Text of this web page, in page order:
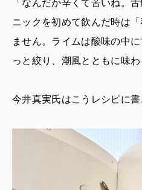
「なんだか辛くて苦いね。
ニックを初めて飲んだ時は
ません。ライムは酸味の中
っと絞り、潮風とともに味わ
今井真実氏はこうレシピに書